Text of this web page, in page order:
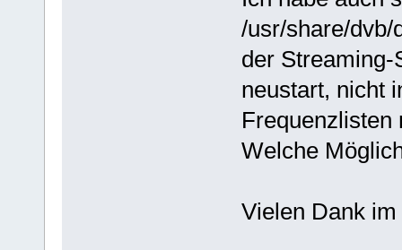
/usr/share/dvb/
der
neustart, nicht
Frequenzlisten
Welche
Vielen Dank